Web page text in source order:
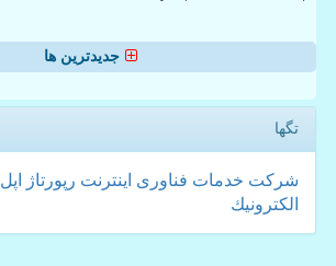
جدیدترین ها
تگها
شركت خدمات فناوری اینترنت رپورتاژ اپل
الكترونیك